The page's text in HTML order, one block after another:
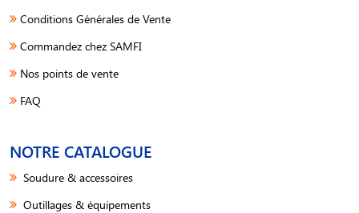
Conditions Générales de Vente
Commandez chez SAMFI
Nos points de vente
FAQ
NOTRE CATALOGUE
Soudure & accessoires
Outillages & équipements